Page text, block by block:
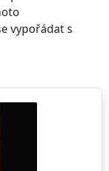
vypořádat s